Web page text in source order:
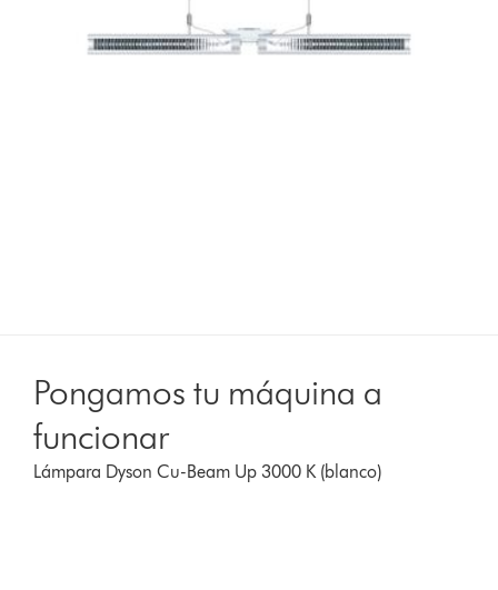
Pongamos tu máquina a
funcionar
Lámpara Dyson Cu-Beam Up 3000 K (blanco)